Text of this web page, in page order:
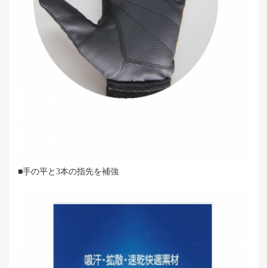
■手の平と3本の指先を補強